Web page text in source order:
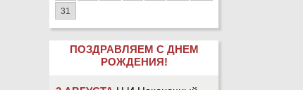
31
ПОЗДРАВЛЯЕМ С ДНЕМ
РОЖДЕНИЯ!